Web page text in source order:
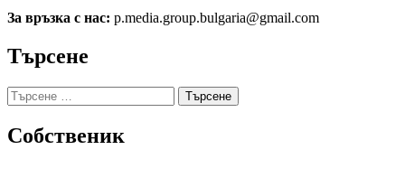
За връзка с нас: p.media.group.bulgaria@gmail.com
Търсене
Търсене
за:
Собственик